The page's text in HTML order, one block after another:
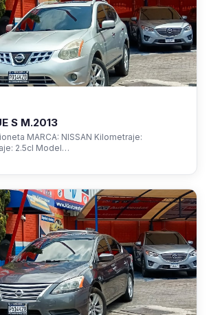
S M.2013
MARCA: NISSAN Kilometraje:
2.5cl Model…